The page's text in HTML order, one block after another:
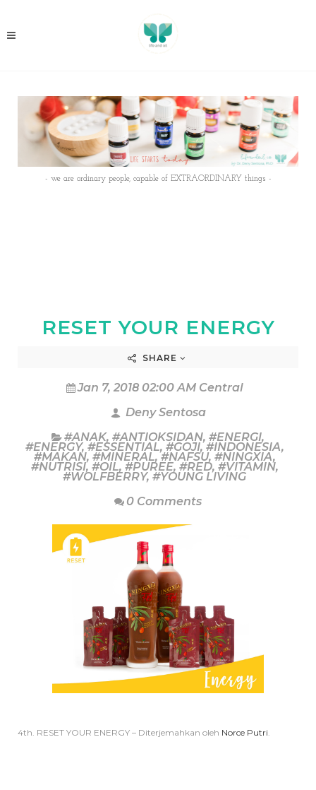
- we are ordinary people, capable of EXTRAORDINARY things -
RESET YOUR ENERGY
SHARE
Jan 7, 2018 02:00 AM Central
Deny Sentosa
#ANAK, #ANTIOKSIDAN, #ENERGI,
#ENERGY, #ESSENTIAL, #GOJI,#INDONESIA,
#MAKAN, #MINERAL,#NAFSU, #NINGXIA,
#NUTRISI, #OIL, #PUREE, #RED, #VITAMIN,
#WOLFBERRY, #YOUNG LIVING
0 Comments
4th. RESET YOUR ENERGY – Diterjemahkan oleh Norce Putri.